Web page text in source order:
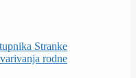
Stranke
rodne